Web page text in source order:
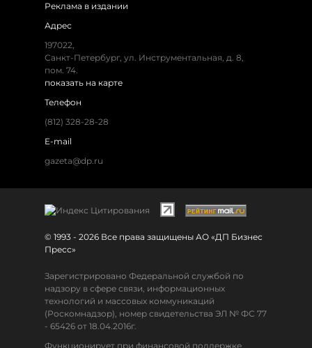
Реклама в издании
Адрес
197022,
Санкт-Петербург, ул. Инструментальная, д. 8,
пом. 74.
показать на карте
Телефон
(812) 328-28-28
E-mail
gazeta@dp.ru
© 1993 - 2026 Все права защищены АО «ДП Бизнес
Пресс»
Зарегистрировано Федеральной службой по
надзору в сфере связи, информационных
технологий и массовых коммуникаций
(Роскомнадзор), номер свидетельства ЭЛ № ФС 77
- 65426 от 18.04.2016г.
Функционирует при финансовой поддержке